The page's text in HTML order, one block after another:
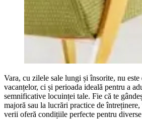
Vara, cu zilele sale lungi și însorite, nu
vacanțelor, ci și perioada ideală pentru a
semnificative locuinței tale. Fie că te
majoră sau la lucrări practice de
verii oferă condițiile perfecte pentru